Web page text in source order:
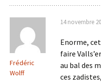
Frédéric
Wolff
14 novembre
Enorme,
faire
au bal des
ces